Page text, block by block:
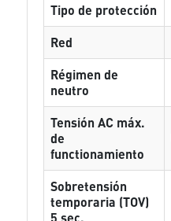
Tipo de protección
Red
Régimen de
neutro
Tensión AC máx.
de
functionamiento
Sobretensión
temporaria (TOV)
5 sec.